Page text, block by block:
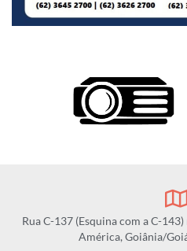
Rua C-137 (Esquina com a C-
América, Goiânia/